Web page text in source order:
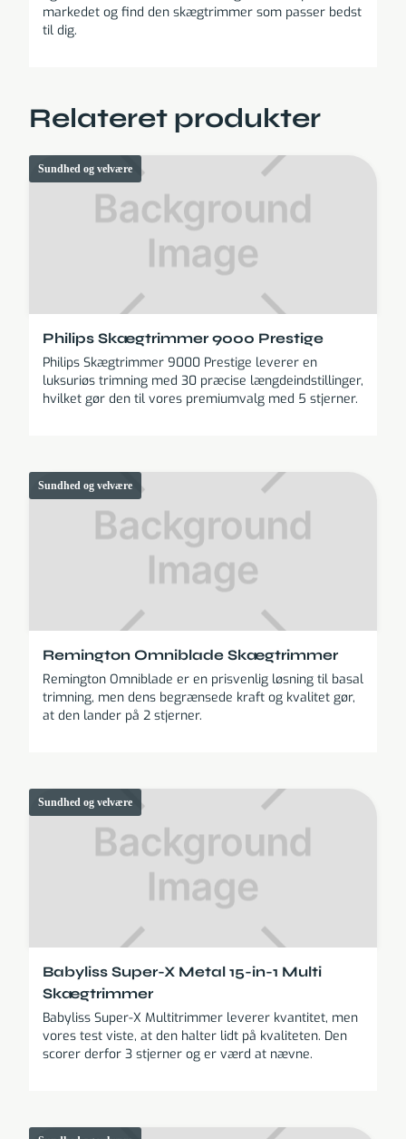
markedet og find den skægtrimmer som passer bedst
til dig.
Relateret produkter
Philips Skægtrimmer 9000 Prestige
Philips Skægtrimmer 9000 Prestige leverer en
luksuriøs trimning med 30 præcise længdeindstillinger,
hvilket gør den til vores premiumvalg med 5 stjerner.
Sundhed og velvære
Remington Omniblade Skægtrimmer
Remington Omniblade er en prisvenlig løsning til basal
trimning, men dens begrænsede kraft og kvalitet gør,
at den lander på 2 stjerner.
Sundhed og velvære
Babyliss Super-X Metal 15-in-1 Multi
Skægtrimmer
Babyliss Super-X Multitrimmer leverer kvantitet, men
vores test viste, at den halter lidt på kvaliteten. Den
scorer derfor 3 stjerner og er værd at nævne.
Sundhed og velvære